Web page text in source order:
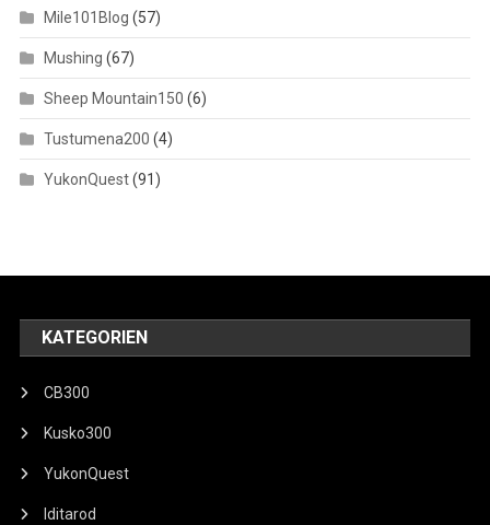
Mile101Blog (57)
Mushing (67)
Sheep Mountain150 (6)
Tustumena200 (4)
YukonQuest(91)
KATEGORIEN
CB300
Kusko300
YukonQuest
Iditarod